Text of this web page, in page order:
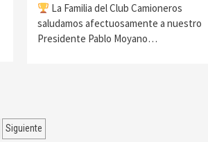
La Familia del Club Camioneros
saludamos afectuosamente a nuestro
Presidente Pablo Moyano…
Siguiente